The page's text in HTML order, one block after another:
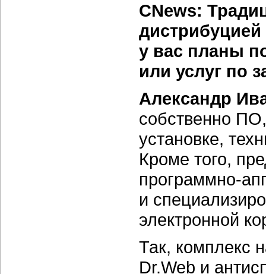
CNews:
у вас планы
или услуг по
Александр
собственно
установке,
Кроме того,
программно-
и
электронной
Так, комплекс
Dr.Web и